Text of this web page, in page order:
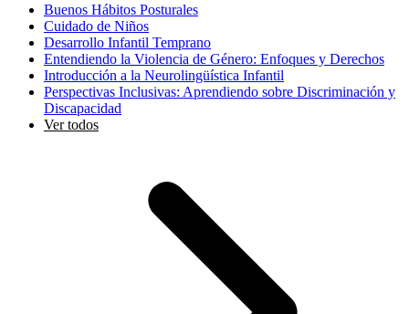
Buenos Hábitos Posturales
Cuidado de Niños
Desarrollo Infantil Temprano
Entendiendo la Violencia de Género: Enfoques y Derechos
Introducción a la Neurolingüística Infantil
Perspectivas Inclusivas: Aprendiendo sobre Discriminación y
Discapacidad
Ver todos